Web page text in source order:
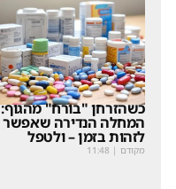
כשהזרחן "בורח" מהגוף:
המחלה הנדירה שאפשר
לזהות בזמן – ולטפל
מקודם |
11:48